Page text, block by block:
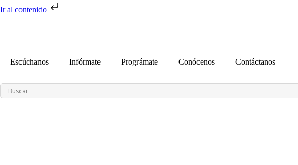
Ir al contenido
Escúchanos Infórmate Prográmate Conócenos Contáctanos